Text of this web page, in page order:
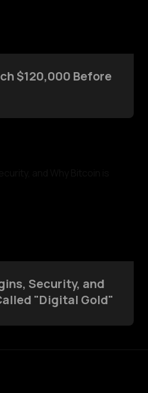
$120,000 Before
Security, and
"Digital Gold"